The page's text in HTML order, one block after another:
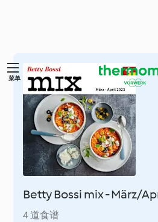
跳菜单
Betty Bossi mix - März/
4 道食谱